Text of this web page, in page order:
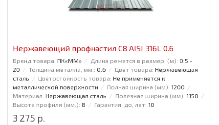
Нержавеющий профнастил С8 AISI 316L 0.6
Бренд товара: ПК«ММ» Длина режется в размер, (м): 0,5 -
20
Толщина металла, мм.: 0.6 Цвет товара: Нержавеющая
сталь
Цветостойкость товара: Не применяется к
металлической поверхности
Полная ширина (мм): 1200
Материал: Нержавеющая сталь Полезная ширина (мм): 1150
Высота профиля (мм.): 8 Гарантия, до, лет: 10
3 275 р.